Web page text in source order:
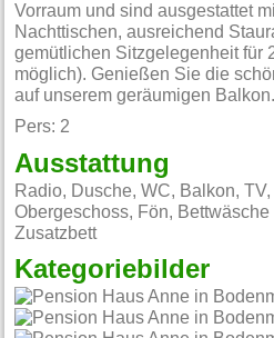
Vorraum und sind ausgestattet
Nachttischen, ausreichend
gemütlichen Sitzgelegenheit für
möglich). Genießen Sie die
auf unserem geräumigen Balkon.
Pers: 2
Ausstattung
Radio, Dusche, WC, Balkon,
Obergeschoss, Fön,
Zusatzbett
Kategoriebilder